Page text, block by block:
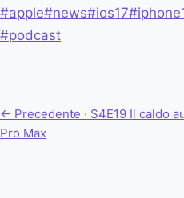
#apple#news#ios17
#podcast
← Precedente · S4E19 Il caldo
Pro Max